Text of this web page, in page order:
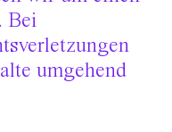
Bei
umgehend